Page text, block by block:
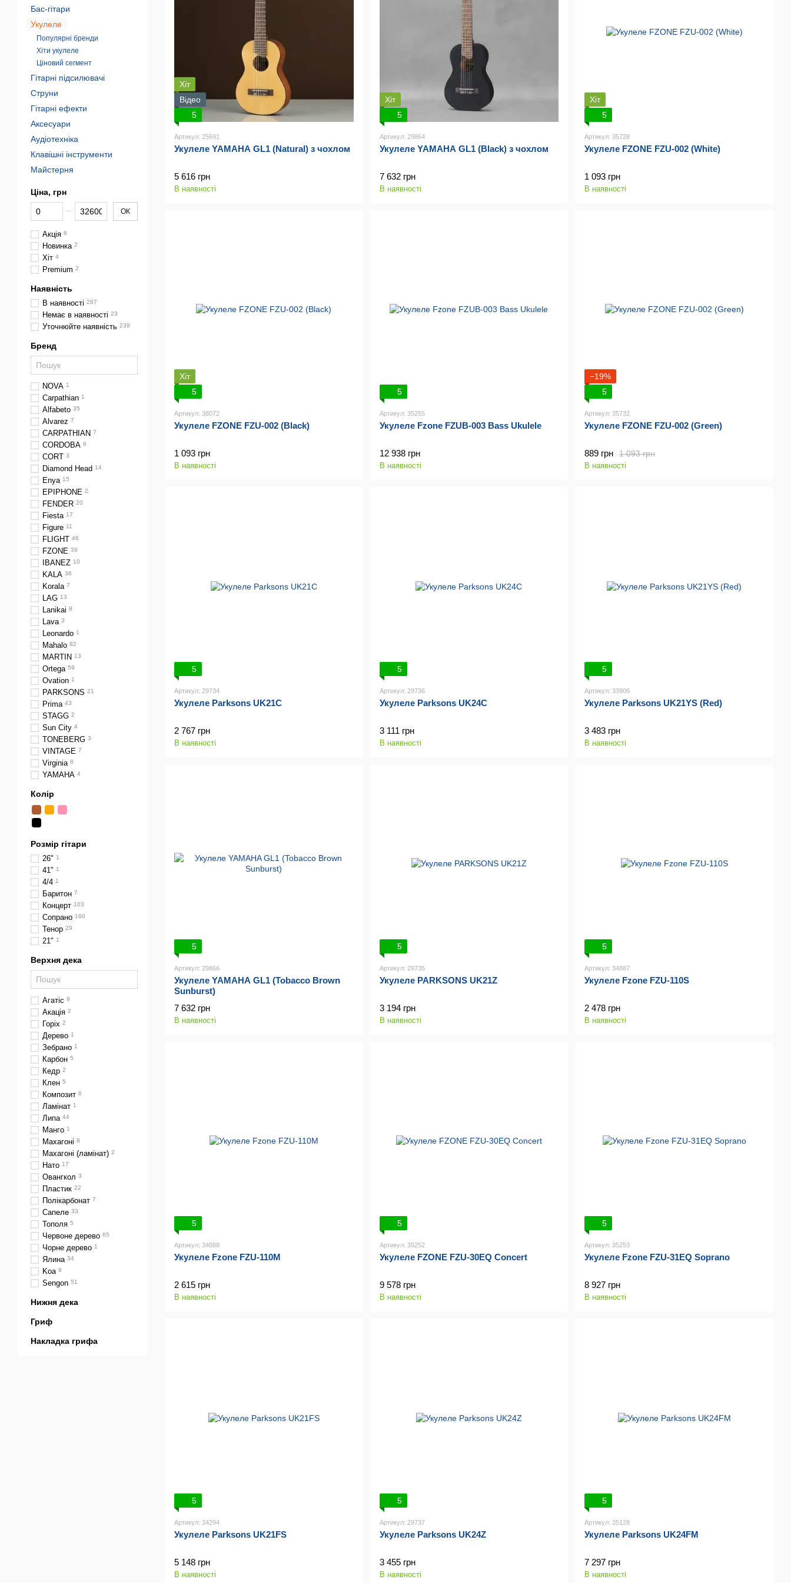
Хіт
Відео
5
Артикул: 25691
Укулеле YAMAHA GL1 (Natural) з чохлом
5 616 грн
В наявності
Хіт
5
Артикул: 29864
Укулеле YAMAHA GL1 (Black) з чохлом
7 632 грн
В наявності
Хіт
5
Артикул: 35728
Укулеле FZONE FZU-002 (White)
1 093 грн
В наявності
Хіт
5
Артикул: 38072
Укулеле FZONE FZU-002 (Black)
1 093 грн
В наявності
5
Артикул: 35255
Укулеле Fzone FZUB-003 Bass Ukulele
12 938 грн
В наявності
−19%
5
Артикул: 35732
Укулеле FZONE FZU-002 (Green)
1 093 грн
889 грн
В наявності
5
Артикул: 29734
Укулеле Parksons UK21C
2 767 грн
В наявності
5
Артикул: 29736
Укулеле Parksons UK24C
3 111 грн
В наявності
5
Артикул: 33906
Укулеле Parksons UK21YS (Red)
3 483 грн
В наявності
5
Артикул: 29866
Укулеле YAMAHA GL1 (Tobacco Brown
Sunburst)
7 632 грн
В наявності
5
Артикул: 29735
Укулеле PARKSONS UK21Z
3 194 грн
В наявності
5
Артикул: 34887
Укулеле Fzone FZU-110S
2 478 грн
В наявності
5
Артикул: 34888
Укулеле Fzone FZU-110M
2 615 грн
В наявності
5
Артикул: 35252
Укулеле FZONE FZU-30EQ Concert
9 578 грн
В наявності
5
Артикул: 35253
Укулеле Fzone FZU-31EQ Soprano
8 927 грн
В наявності
5
Артикул: 34294
Укулеле Parksons UK21FS
5 148 грн
В наявності
5
Артикул: 29737
Укулеле Parksons UK24Z
3 455 грн
В наявності
5
Артикул: 35128
Укулеле Parksons UK24FM
7 297 грн
В наявності
Бас-гітари
Укулеле
Популярні бренди
Хіти укулеле
Ціновий сегмент
Гітарні підсилювачі
Струни
Гітарні ефекти
Аксесуари
Аудіотехніка
Клавішні інструменти
Майстерня
Ціна, грн
От Ціна, грн
До Ціна, грн ОК
Акція 6
Новинка 2
Хіт 4
Premium 2
Наявність
В наявності 287
Немає в наявності 23
Уточнюйте наявність 239
Бренд
NOVA 1
Сarpathian 1
Alfabeto 35
Alvarez 7
CARPATHIAN 7
CORDOBA 6
CORT 3
Diamond Head 14
Enya 15
EPIPHONE 2
FENDER 20
Fiesta 17
Figure 11
FLIGHT 46
FZONE 39
IBANEZ 10
KALA 36
Korala 7
LAG 13
Lanikai 8
Lava 3
Leonardo 1
Mahalo 82
MARTIN 13
Ortega 59
Ovation 1
PARKSONS 21
Prima 43
STAGG 2
Sun City 4
TONEBERG 3
VINTAGE 7
Virginia 8
YAMAHA 4
Колір
Розмір гітари
26" 1
41" 1
4/4 1
Баритон 7
Концерт 103
Сопрано 160
Тенор 29
21" 1
Верхня дека
Агатіс 9
Акація 2
Горіх 2
Дерево 1
Зебрано 1
Карбон 5
Кедр 2
Клен 5
Композит 6
Ламінат 1
Липа 44
Манго 1
Махагоні 8
Махагоні (ламінат) 2
Нато 17
Овангкол 3
Пластик 22
Полікарбонат 7
Сапеле 33
Тополя 5
Червоне дерево 65
Чорне дерево 1
Ялина 34
Koa 9
Sengon 51
Нижня дека
Гриф
Накладка грифа